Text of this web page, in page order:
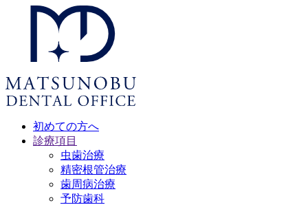
初めての方へ
診療項目
虫歯治療
精密根管治療
歯周病治療
予防歯科